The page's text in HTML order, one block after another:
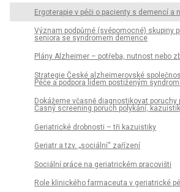
Ergoterapie v péči o pacienty s demencí a
Význam podpůrné (svépomocné) skupiny
seniora se syndromem demence
Plány Alzheimer – potřeba, nutnost nebo
Strategie České alzheimerovské
Péče a podpora lidem postiženým
Dokážeme včasně diagnostikovat poruchy
Časný screening poruch polykání,
Geriatrické drobnosti – tři kazuistiky
Geriatr a tzv. „sociální“ zařízení
Sociální práce na geriatrickém pracovišti
Role klinického farmaceuta v geriatrické